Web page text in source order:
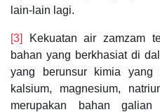
lain-lain lagi.
[3]
Kekuatan air zamzam
bahan yang berkhasiat di
yang berunsur kimia yang
kalsium, magnesium,
merupakan bahan